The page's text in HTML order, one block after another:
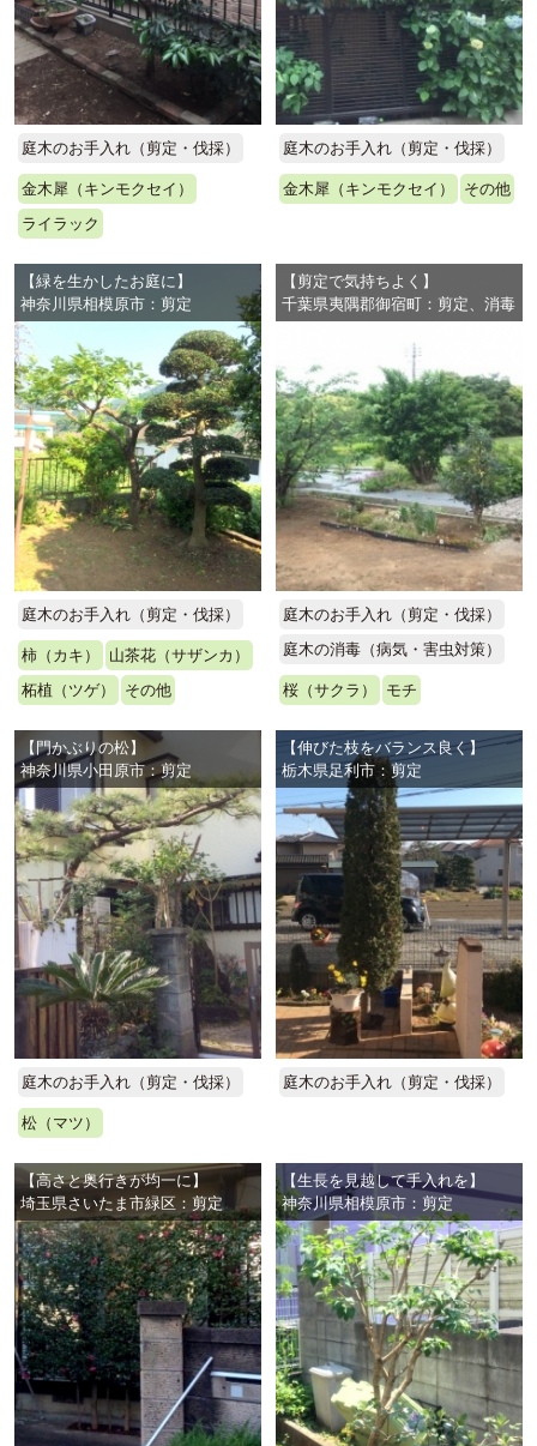
庭木のお手入れ（剪定・伐採）
金木犀（キンモクセイ）
ライラック
庭木のお手入れ（剪定・伐採）
金木犀（キンモクセイ） その他
【緑を生かしたお庭に】
神奈川県相模原市：剪定
庭木のお手入れ（剪定・伐採）
柿（カキ）
山茶花（サザンカ）
柘植（ツゲ）
その他
【剪定で気持ちよく】
千葉県夷隅郡御宿町：剪定、消毒
庭木のお手入れ（剪定・伐採）
庭木の消毒（病気・害虫対策）
桜（サクラ） モチ
【門かぶりの松】
神奈川県小田原市：剪定
庭木のお手入れ（剪定・伐採）
松（マツ）
【伸びた枝をバランス良く】
栃木県足利市：剪定
庭木のお手入れ（剪定・伐採）
【高さと奥行きが均一に】
埼玉県さいたま市緑区：剪定
【生長を見越して手入れを】
神奈川県相模原市：剪定